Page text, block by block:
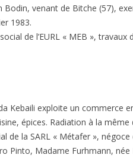
Bodin, venant de Bitche (57),
1983.
de l’EURL « MEB »,
Kebaili exploite un commerce
épices. Radiation à la même
de la SARL « Métafer »,
Pinto, Madame Furhmann,